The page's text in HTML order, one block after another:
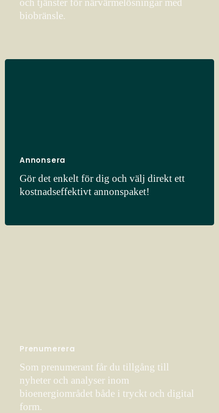
och tjänster för närvärmelösningar med
biobränsle.
Annonsera
Gör det enkelt för dig och välj direkt ett
kostnadseffektivt annonspaket!
Prenumerera
Som prenumerant får du tillgång till
nyheter och analyser inom
bioenergiområdet både i tryckt och digital
form.